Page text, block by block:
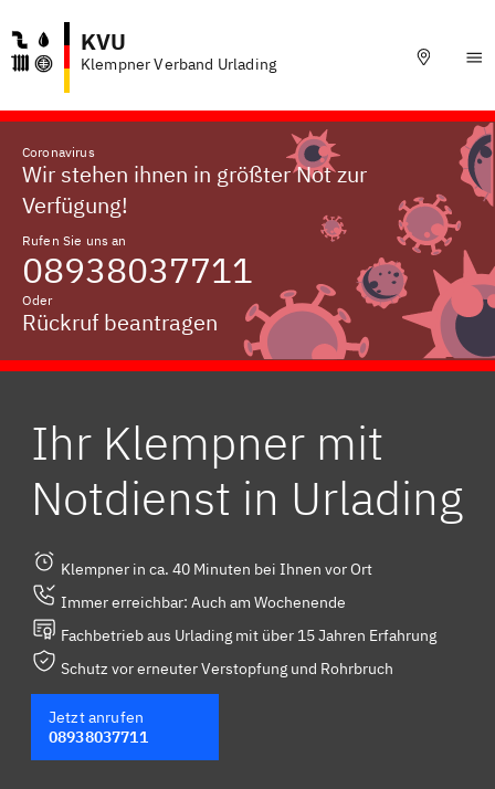
KVU
Klempner Verband Urlading
Coronavirus
Wir stehen ihnen in größter Not zur
Verfügung!
Rufen Sie uns an
08938037711
Oder
Rückruf beantragen
Ihr Klempner mit
Notdienst in Urlading
Klempner in ca. 40 Minuten bei Ihnen vor Ort
Immer erreichbar: Auch am Wochenende
Fachbetrieb aus Urlading mit über 15 Jahren Erfahrung
Schutz vor erneuter Verstopfung und Rohrbruch
Jetzt anrufen
08938037711